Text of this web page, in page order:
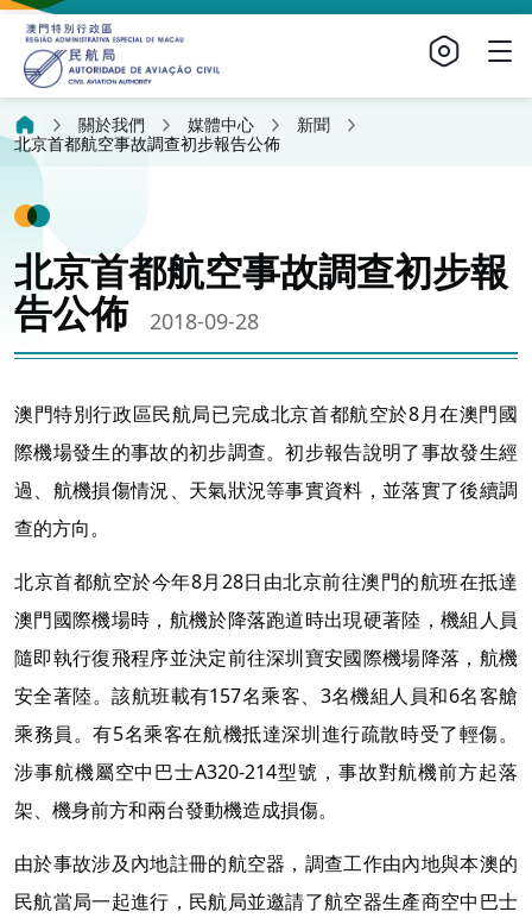
關於我們 媒體中心
新聞
北京首都航空事故調查初步報告公佈
北京首都航空事故調查初步報
告公佈
2018-09-28
澳門特別行政區民航局已完成北京首都航空於8月在澳門國
際機場發生的事故的初步調查。初步報告說明了事故發生經
過、航機損傷情況、天氣狀況等事實資料，並落實了後續調
查的方向。
北京首都航空於今年8月28日由北京前往澳門的航班在抵達
澳門國際機場時，航機於降落跑道時出現硬著陸，機組人員
隨即執行復飛程序並決定前往深圳寶安國際機場降落，航機
安全著陸。該航班載有157名乘客、3名機組人員和6名客艙
乘務員。有5名乘客在航機抵達深圳進行疏散時受了輕傷。
涉事航機屬空中巴士A320-214型號，事故對航機前方起落
架、機身前方和兩台發動機造成損傷。
由於事故涉及內地註冊的航空器，調查工作由內地與本澳的
民航當局一起進行，民航局並邀請了航空器生產商空中巴士